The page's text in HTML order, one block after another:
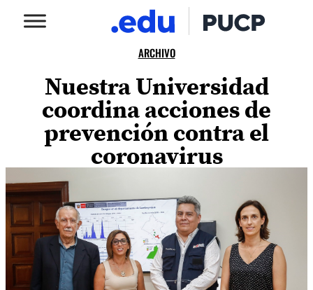
ARCHIVO
Nuestra Universidad
coordina acciones de
prevención contra el
coronavirus